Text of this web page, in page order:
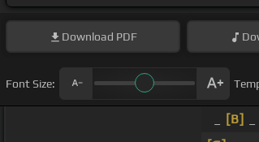
Download PDF
Font Size:
[B]